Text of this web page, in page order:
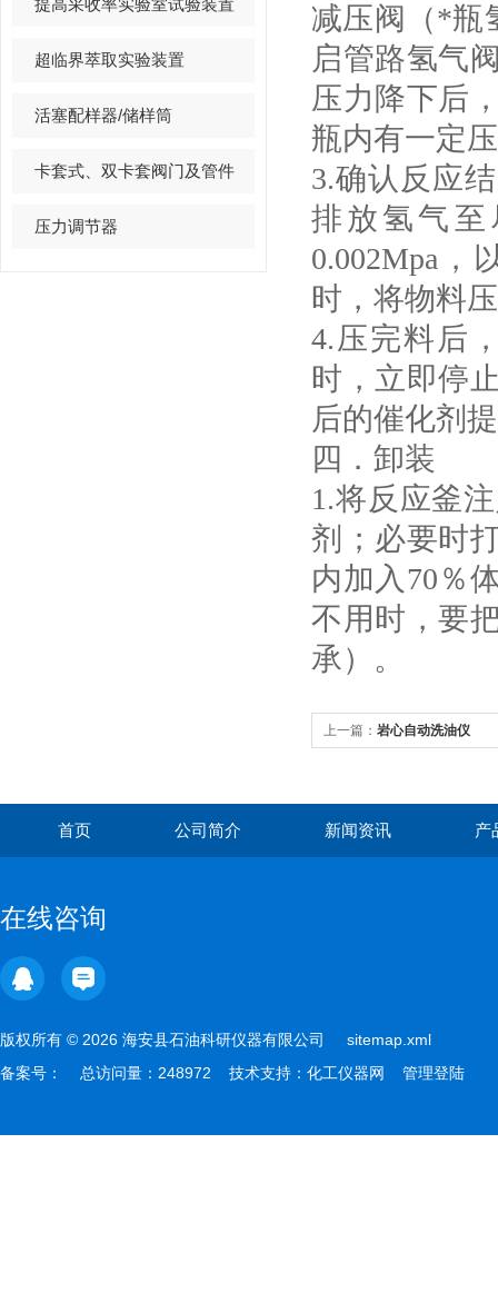
提高采收率实验室试验装置
超临界萃取实验装置
活塞配样器/储样筒
卡套式、双卡套阀门及管件
压力调节器
减压阀（*瓶
启管路氢气
压力降下后
瓶内有一定
3.确认反应
排放氢气
0.002Mpa，
时，将物料
4.压完料后
时，立即停
后的催化剂
四．卸装
1.将反应釜
剂；必要时
内加入70％
不用时，要
承）。
上一篇： 岩心自动洗油仪
首页 公司简介 新闻资讯 产
在线咨询
版权所有 © 2026 海安县石油科研仪器有限公司 sitemap.xml
备案号：
总访问量：248972 技术支持： 化工仪器网 管理登陆